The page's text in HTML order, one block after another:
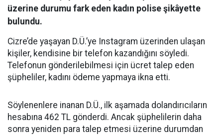
üzerine durumu fark eden kadın polise şikâyette
bulundu.
Cizre’de yaşayan D.Ü.’ye Instagram üzerinden ulaşan
kişiler, kendisine bir telefon kazandığını söyledi.
Telefonun gönderilebilmesi için ücret talep eden
şüpheliler, kadını ödeme yapmaya ikna etti.
Söylenenlere inanan D.Ü., ilk aşamada dolandırıcıların
hesabına 462 TL gönderdi. Ancak şüphelilerin daha
sonra yeniden para talep etmesi üzerine durumdan